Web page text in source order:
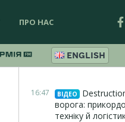
ПРО НАС
ENGLISH
16:47 ВІДЕО
ворога:
техніку й